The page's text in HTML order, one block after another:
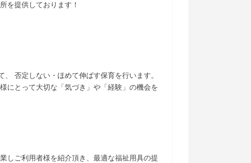
を提供しております！
否定しない・ほめて伸ばす保育を行います。
にとって大切な「気づき」や「経験」の機会を
しご利用者様を紹介頂き、最適な福祉用具の提